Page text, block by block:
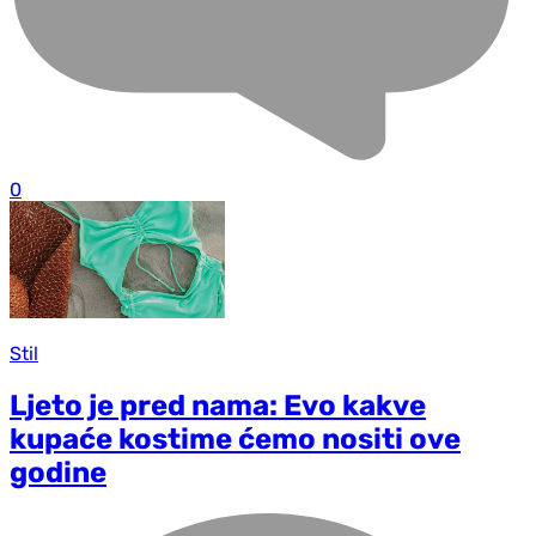
0
Stil
Ljeto je pred nama: Evo kakve
kupaće kostime ćemo nositi ove
godine